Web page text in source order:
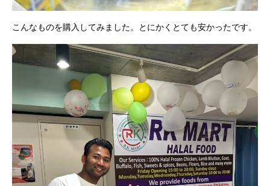
こんなものを購入してみました。とにかくとても安かったです。